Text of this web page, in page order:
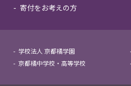
寄付をお考えの方
学校法人 京都橘学園
京都橘中学校・高等学校